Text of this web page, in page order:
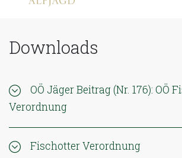
Downloads
OÖ Jäger Beitrag (Nr. 176): OÖ
Verordnung
Fischotter Verordnung